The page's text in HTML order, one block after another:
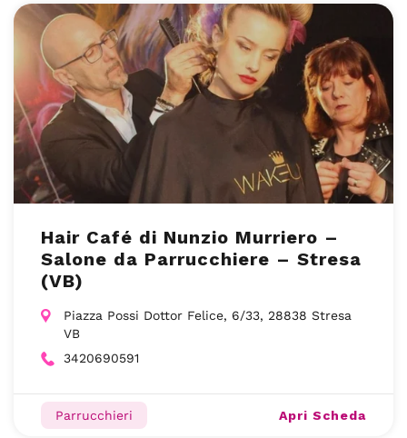
Hair Café di Nunzio Murriero –
Salone da Parrucchiere – Stresa
(VB)
Piazza Possi Dottor Felice, 6/33, 28838 Stresa
VB
3420690591
Parrucchieri Apri Scheda